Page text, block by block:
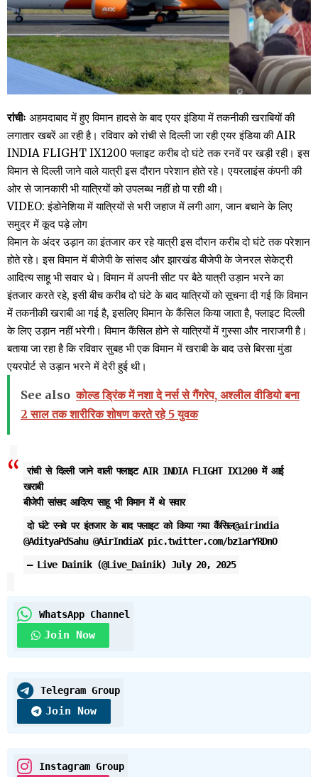
रांचीः अहमदाबाद में हुए विमान हादसे के बाद एयर इंडिया में तकनीकी खराबियों की
लगातार खबरें आ रही है। रविवार को रांची से दिल्ली जा रही एयर इंडिया की AIR
INDIA FLIGHT IX1200 फ्लाइट करीब दो घंटे तक रनवें पर खड़ी रही। इस
विमान से दिल्ली जाने वाले यात्री इस दौरान परेशान होते रहे। एयरलाइंस कंपनी की
ओर से जानकारी भी यात्रियों को उपलब्ध नहीं हो पा रही थी।
VIDEO: इंडोनेशिया में यात्रियों से भरी जहाज में लगी आग, जान बचाने के लिए
समुद्र में कूद पड़े लोग
विमान के अंदर उड़ान का इंतजार कर रहे यात्री इस दौरान करीब दो घंटे तक परेशान
होते रहे। इस विमान में बीजेपी के सांसद और झारखंड बीजेपी के जेनरल सेकेट्री
आदित्य साहू भी सवार थे। विमान में अपनी सीट पर बैठे यात्री उड़ान भरने का
इंतजार करते रहे, इसी बीच करीब दो घंटे के बाद यात्रियों को सूचना दी गई कि विमान
में तकनीकी खराबी आ गई है, इसलिए विमान के कैंसिल किया जाता है, फ्लाइट दिल्ली
के लिए उड़ान नहीं भरेगी। विमान कैंसिल होने से यात्रियों में गुस्सा और नाराजगी है।
बताया जा रहा है कि रविवार सुबह भी एक विमान में खराबी के बाद उसे बिरसा मुंडा
एयरपोर्ट से उड़ान भरने में देरी हुई थी।
See also कोल्ड ड्रिंक में नशा दे नर्स से गैंगरेप, अश्लील वीडियो बना
2 साल तक शारीरिक शोषण करते रहे 5 युवक
रांची से दिल्ली जाने वाली फ्लाइट AIR INDIA FLIGHT IX1200 में आई
खराबी
बीजेपी सांसद आदित्य साहू भी विमान में थे सवार
दो घंटे रनवे पर इंतजार के बाद फ्लाइट को किया गया कैंसिल@airindia
@AdityaPdSahu @AirIndiaX pic.twitter.com/bz1arYRDnO
— Live Dainik (@Live_Dainik) July 20, 2025
WhatsApp Channel
Join Now
Telegram Group
Join Now
Instagram Group